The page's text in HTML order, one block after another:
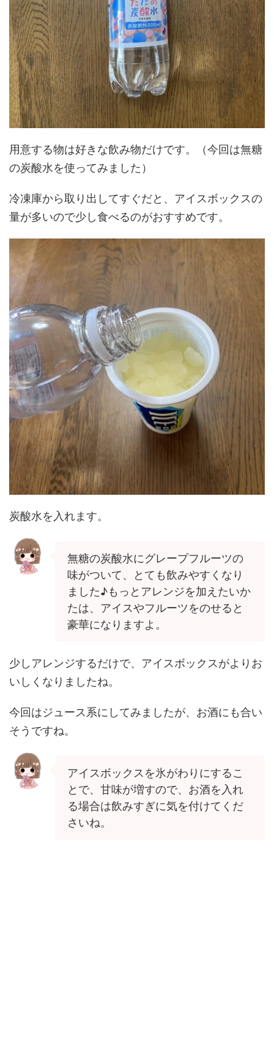
用意する物は好きな飲み物だけです。（今回は無糖
の炭酸水を使ってみました）
冷凍庫から取り出してすぐだと、アイスボックスの
量が多いので少し食べるのがおすすめです。
炭酸水を入れます。
無糖の炭酸水にグレープフルーツの
味がついて、とても飲みやすくなり
ました♪もっとアレンジを加えたいか
たは、アイスやフルーツをのせると
豪華になりますよ。
少しアレンジするだけで、アイスボックスがよりお
いしくなりましたね。
今回はジュース系にしてみましたが、お酒にも合い
そうですね。
アイスボックスを氷がわりにするこ
とで、甘味が増すので、お酒を入れ
る場合は飲みすぎに気を付けてくだ
さいね。